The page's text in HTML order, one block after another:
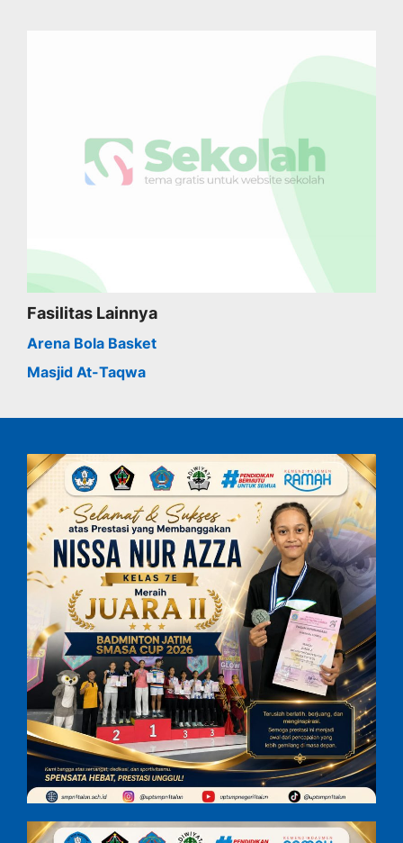
Fasilitas Lainnya
Arena Bola Basket
Masjid At-Taqwa